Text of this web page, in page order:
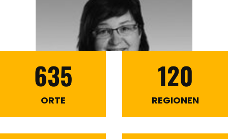
635
ORTE
120
REGIONEN